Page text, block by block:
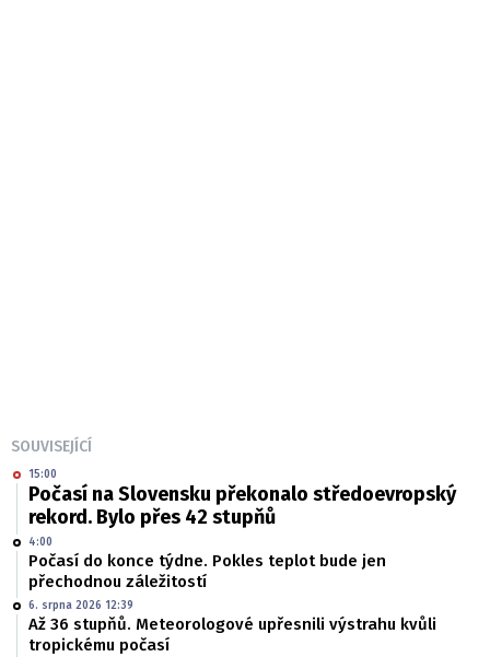
SOUVISEJÍCÍ
15:00
Počasí na Slovensku překonalo středoevropský
rekord. Bylo přes 42 stupňů
4:00
Počasí do konce týdne. Pokles teplot bude jen
přechodnou záležitostí
6. srpna 2026 12:39
Až 36 stupňů. Meteorologové upřesnili výstrahu kvůli
tropickému počasí